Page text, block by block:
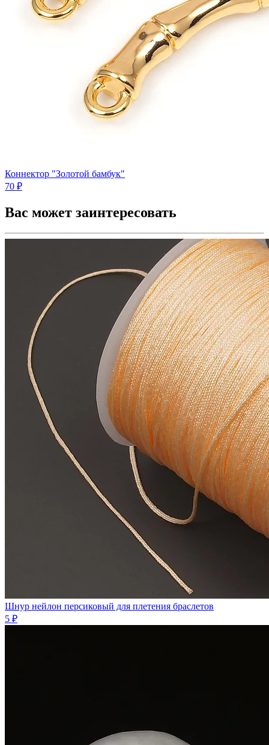
Коннектор "Золотой бамбук"
70 ₽
Вас может заинтересовать
Шнур нейлон персиковый для плетения браслетов
5 ₽